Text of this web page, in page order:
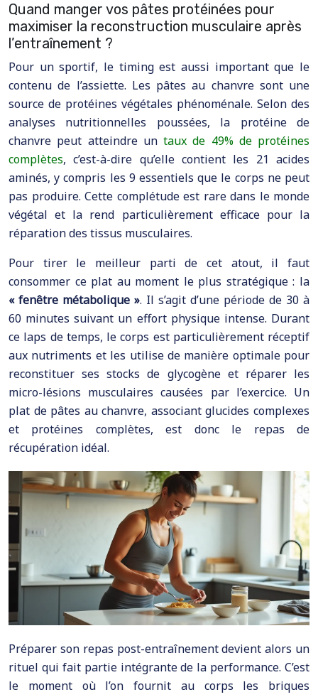
Quand manger vos pâtes protéinées pour
maximiser la reconstruction musculaire après
l’entraînement ?
Pour un sportif, le timing est aussi important que le
contenu de l’assiette. Les pâtes au chanvre sont une
source de protéines végétales phénoménale. Selon des
analyses nutritionnelles poussées, la protéine de
chanvre peut atteindre un taux de 49% de protéines
complètes, c’est-à-dire qu’elle contient les 21 acides
aminés, y compris les 9 essentiels que le corps ne peut
pas produire. Cette complétude est rare dans le monde
végétal et la rend particulièrement efficace pour la
réparation des tissus musculaires.
Pour tirer le meilleur parti de cet atout, il faut
consommer ce plat au moment le plus stratégique : la
« fenêtre métabolique ». Il s’agit d’une période de 30 à
60 minutes suivant un effort physique intense. Durant
ce laps de temps, le corps est particulièrement réceptif
aux nutriments et les utilise de manière optimale pour
reconstituer ses stocks de glycogène et réparer les
micro-lésions musculaires causées par l’exercice. Un
plat de pâtes au chanvre, associant glucides complexes
et protéines complètes, est donc le repas de
récupération idéal.
Préparer son repas post-entraînement devient alors un
rituel qui fait partie intégrante de la performance. C’est
le moment où l’on fournit au corps les briques